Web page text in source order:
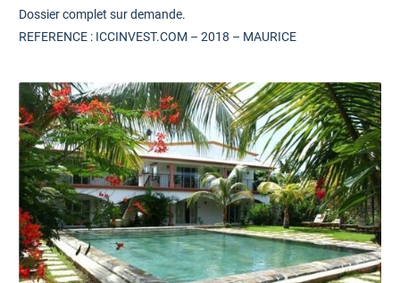
Dossier complet sur demande.
REFERENCE : ICCINVEST.COM – 2018 – MAURICE